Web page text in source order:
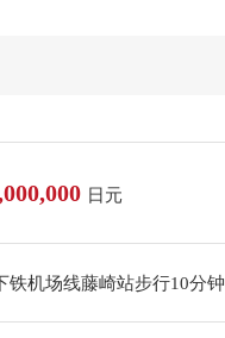
日元
铁机场线藤崎站步行10分钟